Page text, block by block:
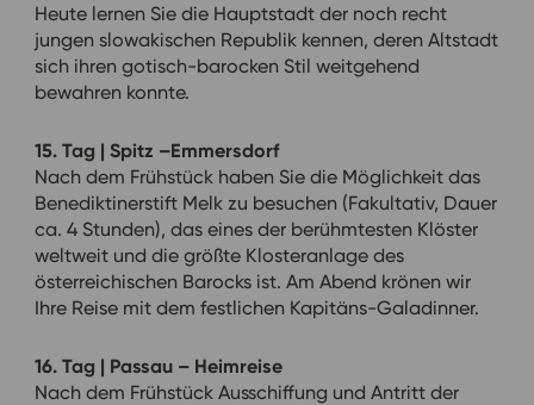
Heute lernen Sie die Hauptstadt der noch recht
jungen slowakischen Republik kennen, deren Altstadt
sich ihren gotisch-barocken Stil weitgehend
bewahren konnte.
15. Tag | Spitz –Emmersdorf
Nach dem Frühstück haben Sie die Möglichkeit das
Benediktinerstift Melk zu besuchen (Fakultativ, Dauer
ca. 4 Stunden), das eines der berühmtesten Klöster
weltweit und die größte Klosteranlage des
österreichischen Barocks ist. Am Abend krönen wir
Ihre Reise mit dem festlichen Kapitäns-Galadinner.
16. Tag | Passau – Heimreise
Nach dem Frühstück Ausschiffung und Antritt der